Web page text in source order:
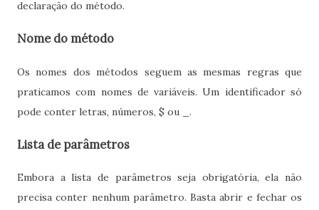
declaração do método.
Nome do método
Os nomes dos métodos seguem as mesmas regras que
praticamos com nomes de variáveis. Um identificador só
pode conter letras, números, $ ou _.
Lista de parâmetros
Embora a lista de parâmetros seja obrigatória, ela não
precisa conter nenhum parâmetro. Basta abrir e fechar os